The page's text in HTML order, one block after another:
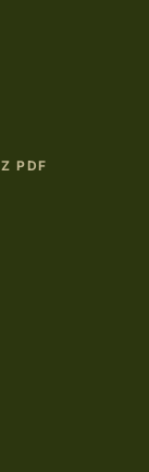
PDF